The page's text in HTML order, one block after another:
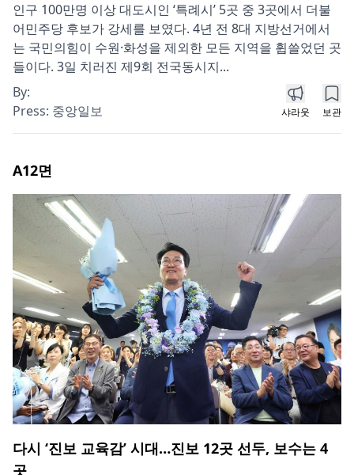
인구 100만명 이상 대도시인 ‘특례시’ 5곳 중 3곳에서 더불
어민주당 후보가 강세를 보였다. 4년 전 8대 지방선거에서
는 국민의힘이 수원·화성을 제외한 모든 지역을 휩쓸었던 곳
들이다. 3일 치러진 제9회 전국동시지...
By:
Press: 중앙일보 샤라웃 보관
A12면
다시 ‘진보 교육감’ 시대…진보 12곳 선두, 보수는 4
곳